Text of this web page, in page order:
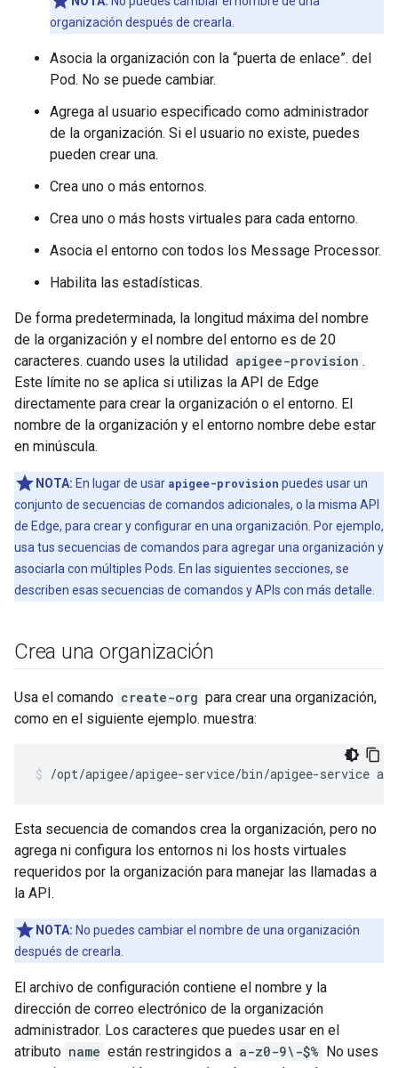
organización después de crearla.
Asocia la organización con la “puerta de enlace”. del
Pod. No se puede cambiar.
Agrega al usuario especificado como administrador
de la organización. Si el usuario no existe, puedes
pueden crear una.
Crea uno o más entornos.
Crea uno o más hosts virtuales para cada entorno.
Asocia el entorno con todos los Message Processor.
Habilita las estadísticas.
De forma predeterminada, la longitud máxima del nombre
de la organización y el nombre del entorno es de 20
caracteres. cuando uses la utilidad apigee-provision .
Este límite no se aplica si utilizas la API de Edge
directamente para crear la organización o el entorno. El
nombre de la organización y el entorno nombre debe estar
en minúscula.
NOTA: En lugar de usar apigee-provision puedes usar un
conjunto de secuencias de comandos adicionales, o la misma API
de Edge, para crear y configurar en una organización. Por ejemplo,
usa tus secuencias de comandos para agregar una organización y
asociarla con múltiples Pods. En las siguientes secciones, se
describen esas secuencias de comandos y APIs con más detalle.
Crea una organización
Usa el comando create-org para crear una organización,
como en el siguiente ejemplo. muestra:
/opt/apigee/apigee-service/bin/apigee-service
Esta secuencia de comandos crea la organización, pero no
agrega ni configura los entornos ni los hosts virtuales
requeridos por la organización para manejar las llamadas a
la API.
NOTA: No puedes cambiar el nombre de una organización
después de crearla.
El archivo de configuración contiene el nombre y la
dirección de correo electrónico de la organización
administrador. Los caracteres que puedes usar en el
atributo name están restringidos a a-z0-9\-$% No uses